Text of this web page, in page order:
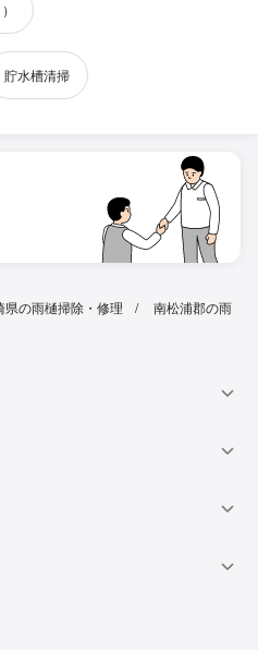
貯水槽清掃
県の雨樋掃除・修理
南松浦郡の雨